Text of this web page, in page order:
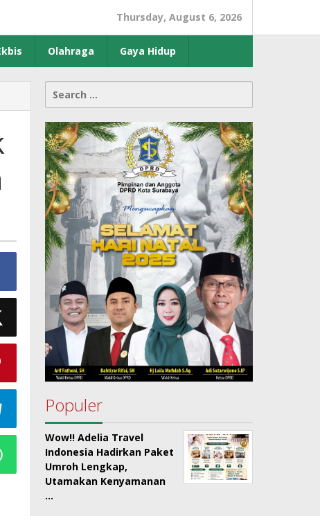
Thursday, August 6, 2026
Olahraga Gaya Hidup
Search
for:
Populer
Wow!! Adelia Travel
Indonesia Hadirkan Paket
Umroh Lengkap,
Utamakan Kenyamanan
…